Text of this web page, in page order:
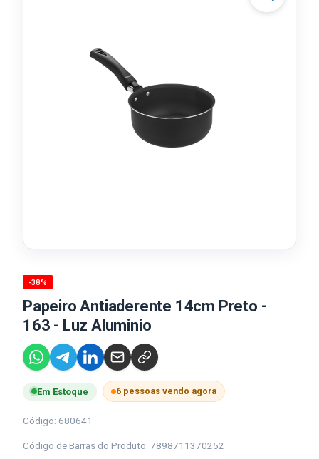
-38%
Papeiro Antiaderente 14cm Preto -
163 - Luz Aluminio
Em Estoque 6 pessoas vendo agora
Código: 680641
Código de Barras do Produto: 7898711370252